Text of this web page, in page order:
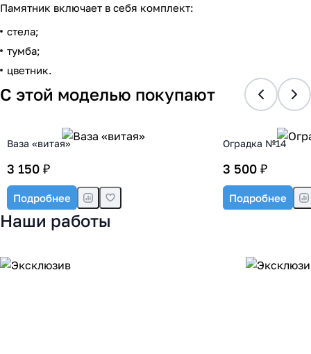
Памятник включает в себя комплект:
стела;
тумба;
цветник.
С этой моделью покупают
Ваза «витая»
3 150 ₽
Подробнее
Оградка №14
3 500 ₽
Подробнее
Наши работы